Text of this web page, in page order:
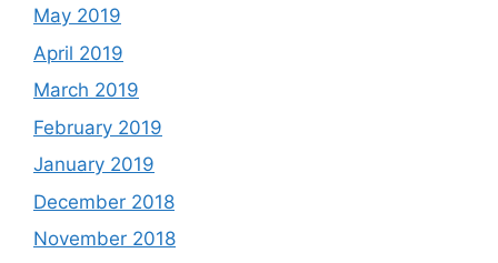
May 2019
April 2019
March 2019
February 2019
January 2019
December 2018
November 2018